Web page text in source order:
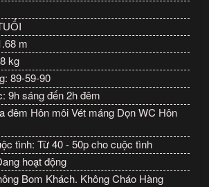
m
kg
89-59-90
9h sáng đến 2h đêm
đêm Hôn môi Vét máng Dọn WC Hôn
tình: Từ 40 - 50p cho cuộc tình
hoạt động
Bom Khách. Không Cháo Hàng